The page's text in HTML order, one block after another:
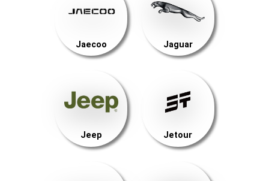
Jaecoo Jaguar
Jeep Jetour